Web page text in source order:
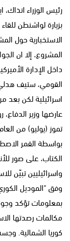
بزيارة لواشنطن
الاستخبارية حول
المشروع، إلا ان
داخل الإدارة
القومي، ستيف
اسرائيلية لكن بعد
عارضها وزير
تموز (يوليو) من
الكتاب، على صور
واسرائيليين تبيّن
وفق "الموديل
بمعلومات تؤكد
مكالمات رصدتها
كوريا الشمالية.